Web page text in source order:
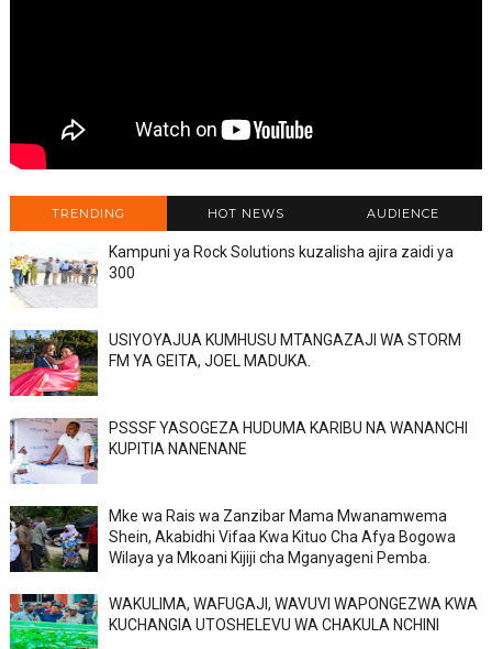
TRENDING HOT NEWS AUDIENCE
Kampuni ya Rock Solutions kuzalisha ajira zaidi ya
300
USIYOYAJUA KUMHUSU MTANGAZAJI WA STORM
FM YA GEITA, JOEL MADUKA.
PSSSF YASOGEZA HUDUMA KARIBU NA WANANCHI
KUPITIA NANENANE
Mke wa Rais wa Zanzibar Mama Mwanamwema
Shein, Akabidhi Vifaa Kwa Kituo Cha Afya Bogowa
Wilaya ya Mkoani Kijiji cha Mganyageni Pemba.
WAKULIMA, WAFUGAJI, WAVUVI WAPONGEZWA KWA
KUCHANGIA UTOSHELEVU WA CHAKULA NCHINI